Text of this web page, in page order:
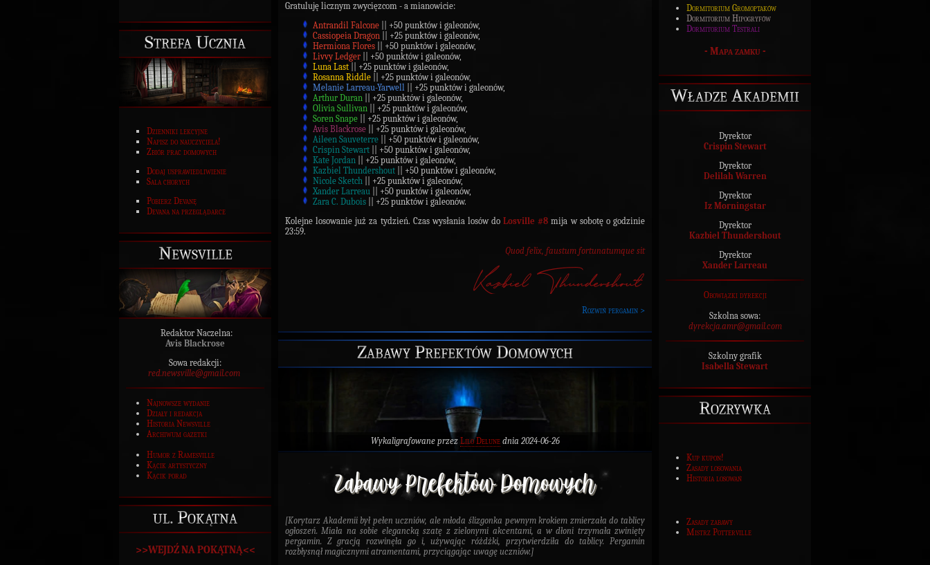
Strefa Ucznia
Dzienniki lekcyjne
Napisz do nauczyciela!
Zbiór prac domowych
Dodaj usprawiedliwienie
Sala chorych
Pobierz Devanę
Devana na przeglądarce
Newsville
Redaktor Naczelna:
Avis Blackrose
Sowa redakcji:
red.newsville@gmail.com
Najnowsze wydanie
Działy i redakcja
Historia Newsville
Archiwum gazetki
Humor z Ramesville
Kącik artystyczny
Kącik porad
ul. Pokątna
>>WEJDŹ NA POKĄTNĄ<<
Gratuluję licznym zwycięzcom - a mianowicie:
Antrandil Falcone
|| +50 punktów i galeonów,
Cassiopeia Dragon
|| +25 punktów i galeonów,
Hermiona Flores
|| +50 punktów i galeonów,
Livvy Ledger
|| +50 punktów i galeonów,
Luna Last
|| +25 punktów i galeonów,
Rosanna Riddle
|| +25 punktów i galeonów,
Melanie Larreau-Yarwell
|| +25 punktów i galeonów,
Arthur Duran
|| +25 punktów i galeonów,
Olivia Sullivan
|| +25 punktów i galeonów,
Soren Snape
|| +25 punktów i galeonów,
Avis Blackrose
|| +25 punktów i galeonów,
Aileen Sauveterre
|| +50 punktów i galeonów,
Crispin Stewart
|| +50 punktów i galeonów,
Kate Jordan
|| +25 punktów i galeonów,
Kazbiel Thundershout
|| +50 punktów i galeonów,
Nicole Sketch
|| +25 punktów i galeonów,
Xander Larreau
|| +50 punktów i galeonów,
Zara C. Dubois
|| +25 punktów i galeonów.
Kolejne losowanie już za tydzień. Czas wysłania losów doLosville #8 mija w sobotę o godzinie
23:59.
Quod felix, faustum fortunatumque sit
Rozwiń pergamin >
Zabawy Prefektów Domowych
Wykaligrafowane przez Lilo Delunednia 2024-06-26
[Korytarz Akademii był pełen uczniów, ale młoda ślizgonka pewnym krokiem zmierzała do tablicy
ogłoszeń. Miała na sobie elegancką szatę z zielonymi akcentami, a w dłoni trzymała zwinięty
pergamin. Z gracją rozwinęła go i, używając różdżki, przytwierdziła do tablicy. Pergamin
rozbłysnął magicznymi atramentami, przyciągając uwagę uczniów.]
Dormitorium Gromoptaków
Dormitorium Hipogryfów
Dormitorium Testrali
- Mapa zamku-
Władze Akademii
Dyrektor
Crispin Stewart
Dyrektor
Delilah Warren
Dyrektor
Iz Morningstar
Dyrektor
Kazbiel Thundershout
Dyrektor
Xander Larreau
Obowiązki dyrekcji
Szkolna sowa:
dyrekcja.amr@gmail.com
Szkolny grafik
Isabella Stewart
Rozrywka
Kup kupon!
Zasady losowania
Historia losowań
Zasady zabawy
Mistrz Potterville